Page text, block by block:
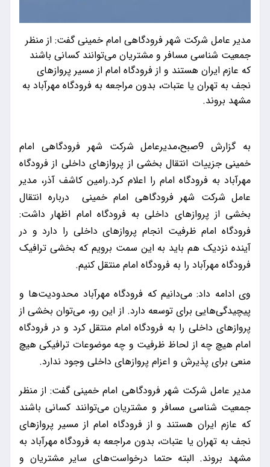
مدیر عامل شرکت شهر فرودگاهی امام خمینی گفت: از منظر
جمعیت شناسی مسافر و مشتریان می‌توانند کسانی باشند
که عازم ایران هستند و از فرودگاه امام از مسیر پروازهای
نجف به تهران یا عتبات، بدون مراجعه به فرودگاه مهرآباد به
مشهد بروند.
به گزارش 9صبح،مدیرعامل شرکت شهر فرودگاهی امام
خمینی جزییات انتقال بخشی از پروازهای داخلی از فرودگاه
مهرآباد به فرودگاه امام را اعلام کرد.رامین کاشف آذر، مدیر
عامل شرکت شهر فرودگاهی امام خمینی درباره انتقال
بخشی از پروازهای داخلی به فرودگاه امام اظهار داشت:
فرودگاه امام ظرفیت انجام پروازهای داخلی را دارد و در
آینده نزدیک هم باید به این سمت برویم که بخشی ترافیک
فرودگاه مهرآباد را به فرودگاه امام منتقل کنیم.
وی ادامه داد: می‌دانیم که فرودگاه مهرآباد محدودیت‌ها و
پیچیدگی‌هایی برای توسعه دارد. از این رو، می‌توان بخشی از
پروازهای داخلی را به فرودگاه امام منتقل کرد و در فرودگاه
امام هیچ چه از لحاظ ظرفیت و چه موضوعات ترافیکی هیچ
منعی برای پذیرش و اعزام پروازهای داخلی وجود ندارد.
مدیر عامل شرکت شهر فرودگاهی امام خمینی گفت: از منظر
جمعیت شناسی مسافر و مشتریان می‌توانند کسانی باشند
که عازم ایران هستند و از فرودگاه امام از مسیر پروازهای
نجف به تهران یا عتبات، بدون مراجعه به فرودگاه مهرآباد به
مشهد بروند. البته حتما درخواست‌های سایر مشتریان و